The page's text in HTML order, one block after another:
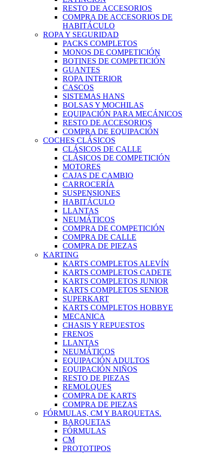
RESTO DE ACCESORIOS
COMPRA DE ACCESORIOS DE
HABITÁCULO
ROPA Y SEGURIDAD
PACKS COMPLETOS
MONOS DE COMPETICIÓN
BOTINES DE COMPETICIÓN
GUANTES
ROPA INTERIOR
CASCOS
SISTEMAS HANS
BOLSAS Y MOCHILAS
EQUIPACIÓN PARA MECÁNICOS
RESTO DE ACCESORIOS
COMPRA DE EQUIPACIÓN
COCHES CLÁSICOS
CLÁSICOS DE CALLE
CLÁSICOS DE COMPETICIÓN
MOTORES
CAJAS DE CAMBIO
CARROCERÍA
SUSPENSIONES
HABITÁCULO
LLANTAS
NEUMÁTICOS
COMPRA DE COMPETICIÓN
COMPRA DE CALLE
COMPRA DE PIEZAS
KARTING
KARTS COMPLETOS ALEVÍN
KARTS COMPLETOS CADETE
KARTS COMPLETOS JUNIOR
KARTS COMPLETOS SENIOR
SUPERKART
KARTS COMPLETOS HOBBYE
MECANICA
CHASIS Y REPUESTOS
FRENOS
LLANTAS
NEUMÁTICOS
EQUIPACIÓN ADULTOS
EQUIPACIÓN NIÑOS
RESTO DE PIEZAS
REMOLQUES
COMPRA DE KARTS
COMPRA DE PIEZAS
FÓRMULAS, CM Y BARQUETAS.
BARQUETAS
FÓRMULAS
CM
PROTOTIPOS